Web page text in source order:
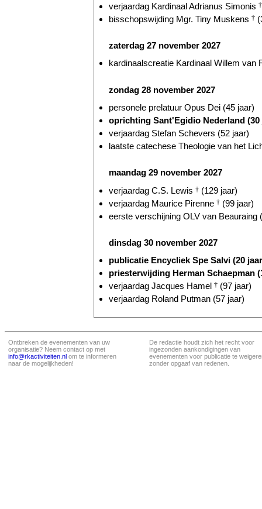
verjaardag Kardinaal Adrianus Simonis †
bisschopswijding Mgr. Tiny Muskens †
zaterdag 27 november 2027
kardinaalscreatie Kardinaal Willem van
zondag 28 november 2027
personele prelatuur Opus Dei (45 jaar)
oprichting Sant'Egidio Nederland (30
verjaardag Stefan Schevers (52 jaar)
laatste catechese Theologie van het
maandag 29 november 2027
verjaardag C.S. Lewis † (129 jaar)
verjaardag Maurice Pirenne † (99 jaar)
eerste verschijning OLV van Beauraing
dinsdag 30 november 2027
publicatie Encycliek Spe Salvi (20
priesterwijding Herman Schaepman
verjaardag Jacques Hamel † (97 jaar)
verjaardag Roland Putman (57 jaar)
Ontbreken de evenementen van uw
organisatie? Neem contact op met
info@rkactiviteiten.nl om te informeren
naar de mogelijkheden!
De redactie houdt zich het recht voor
ingezonden aankondigingen van
evenementen voor publicatie te
zonder opgaaf van redenen.